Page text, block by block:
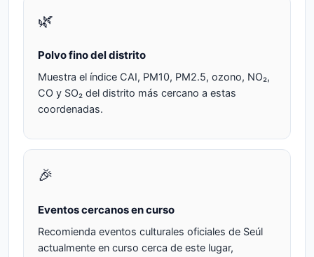
🌿
Polvo fino del distrito
Muestra el índice CAI, PM10, PM2.5, ozono, NO₂,
CO y SO₂ del distrito más cercano a estas
coordenadas.
🎉
Eventos cercanos en curso
Recomienda eventos culturales oficiales de Seúl
actualmente en curso cerca de este lugar,